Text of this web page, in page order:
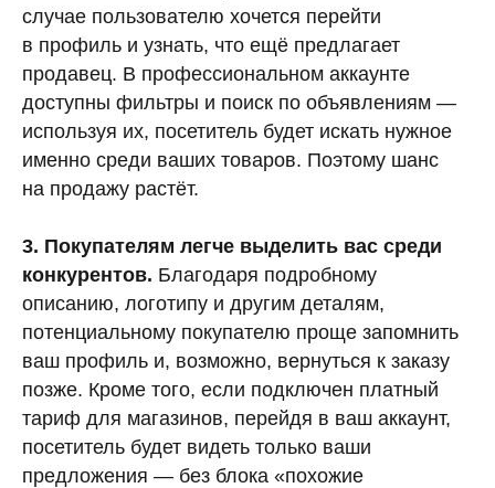
случае пользователю хочется перейти
в профиль и узнать, что ещё предлагает
продавец. В профессиональном аккаунте
доступны фильтры и поиск по объявлениям —
используя их, посетитель будет искать нужное
именно среди ваших товаров. Поэтому шанс
на продажу растёт.
3. Покупателям легче выделить вас среди
конкурентов. Благодаря подробному
описанию, логотипу и другим деталям,
потенциальному покупателю проще запомнить
ваш профиль и, возможно, вернуться к заказу
позже. Кроме того, если подключен платный
тариф для магазинов, перейдя в ваш аккаунт,
посетитель будет видеть только ваши
предложения — без блока «похожие